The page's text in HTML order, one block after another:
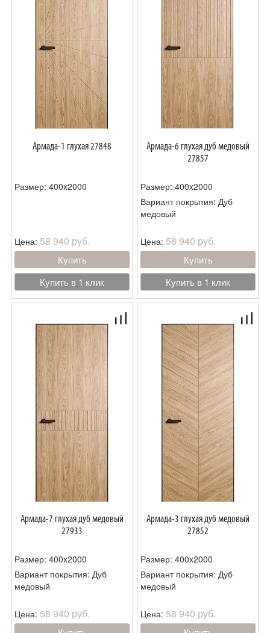
Армада-1 глухая 27848
Размер: 400x2000
Цена: 58 940 руб.
Купить
Купить в 1 клик
Армада-6 глухая дуб медовый
27857
Размер: 400x2000
Вариант покрытия: Дуб
медовый
Цена: 58 940 руб.
Купить
Купить в 1 клик
Армада-7 глухая дуб медовый
27933
Размер: 400x2000
Вариант покрытия: Дуб
медовый
Цена: 58 940 руб.
Армада-3 глухая дуб медовый
27852
Размер: 400x2000
Вариант покрытия: Дуб
медовый
Цена: 58 940 руб.